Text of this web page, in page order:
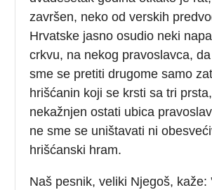
završen, neko od verskih
Hrvatske jasno osudio neki
crkvu, na nekog pravoslavca,
sme se pretiti drugome samo
hrišćanin koji se krsti sa tri
nekažnjen ostati ubica
ne sme se uništavati ni
hrišćanski hram.
Naš pesnik, veliki Njegoš, kaže: